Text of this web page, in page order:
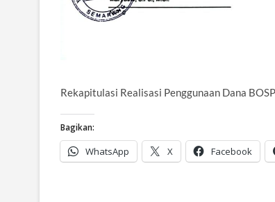
Rekapitulasi Realisasi Penggunaan Dana
Bagikan:
WhatsApp X Facebook